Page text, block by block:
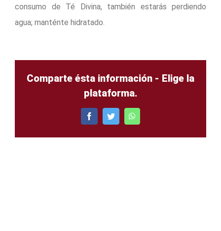
consumo de Té Divina, también estarás perdiendo
agua; manténte hidratado.
Comparte ésta información - Elige la
plataforma.
FacebookTwitterWhatsApp